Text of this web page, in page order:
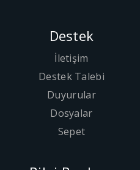
Destek
İletişim
Destek Talebi
Duyurular
Dosyalar
Sepet